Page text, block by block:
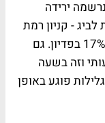
ירידה
לביג - קניון רמת
אביב ושבת הכוכבים סבלו מירידה של כ-17% בפדיון. גם
וזה בשעה
פוגע באופן